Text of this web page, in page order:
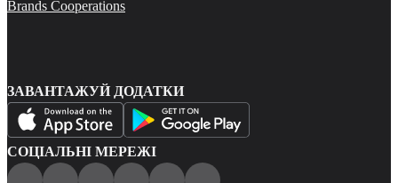
Brands Cooperations
ЗАВАНТАЖУЙ ДОДАТКИ
СОЦІАЛЬНІ МЕРЕЖІ